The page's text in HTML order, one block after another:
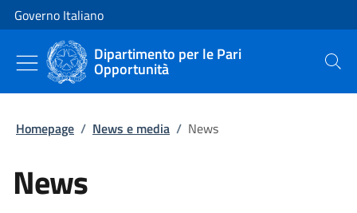
Vai al contenuto
Vai alla navigazione del sito
Governo Italiano
Dipartimento per le Pari
Opportunità Cerca
Homepage / News e media / News
News